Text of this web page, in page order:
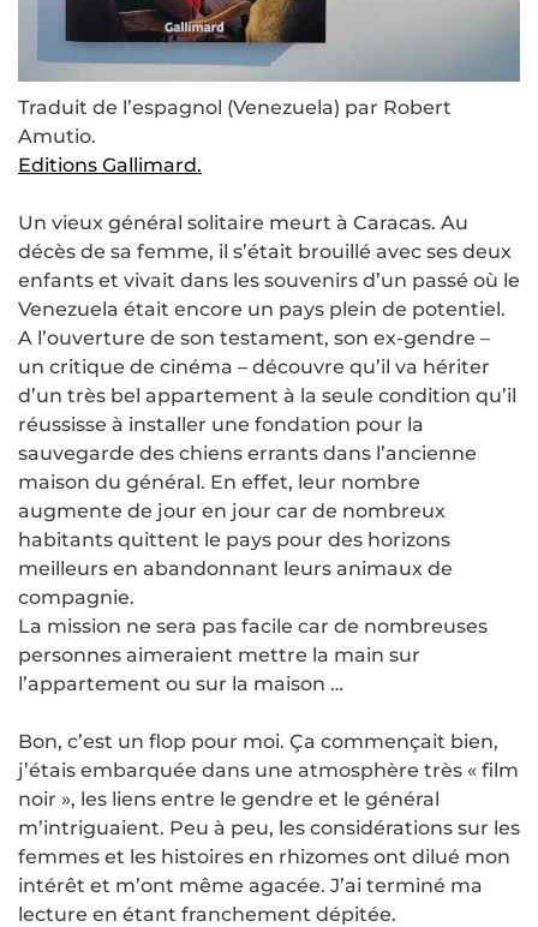
Traduit de l’espagnol (Venezuela) par Robert
Amutio.
Editions Gallimard.
Un vieux général solitaire meurt à Caracas. Au
décès de sa femme, il s’était brouillé avec ses deux
enfants et vivait dans les souvenirs d’un passé où le
Venezuela était encore un pays plein de potentiel.
A l’ouverture de son testament, son ex-gendre –
un critique de cinéma – découvre qu’il va hériter
d’un très bel appartement à la seule condition qu’il
réussisse à installer une fondation pour la
sauvegarde des chiens errants dans l’ancienne
maison du général. En effet, leur nombre
augmente de jour en jour car de nombreux
habitants quittent le pays pour des horizons
meilleurs en abandonnant leurs animaux de
compagnie.
La mission ne sera pas facile car de nombreuses
personnes aimeraient mettre la main sur
l’appartement ou sur la maison …
Bon, c’est un flop pour moi. Ça commençait bien,
j’étais embarquée dans une atmosphère très « film
noir », les liens entre le gendre et le général
m’intriguaient. Peu à peu, les considérations sur les
femmes et les histoires en rhizomes ont dilué mon
intérêt et m’ont même agacée. J’ai terminé ma
lecture en étant franchement dépitée.